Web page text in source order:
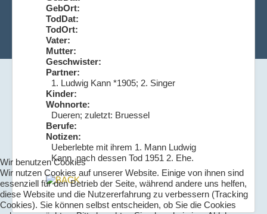
GebOrt:
TodDat:
TodOrt:
Vater:
Mutter:
Geschwister:
Partner:
1. Ludwig Kann *1905; 2. Singer
Kinder:
Wohnorte:
Dueren; zuletzt: Bruessel
Berufe:
Notizen:
Ueberlebte mit ihrem 1. Mann Ludwig
Kann, nach dessen Tod 1951 2. Ehe.
Wir benutzen Cookies
Wir nutzen Cookies auf unserer Website. Einige von ihnen sind
essenziell für den Betrieb der Seite, während andere uns helfen,
diese Website und die Nutzererfahrung zu verbessern (Tracking
Cookies). Sie können selbst entscheiden, ob Sie die Cookies